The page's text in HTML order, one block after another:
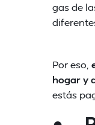
gas de
Por eso,
hogar y
estás